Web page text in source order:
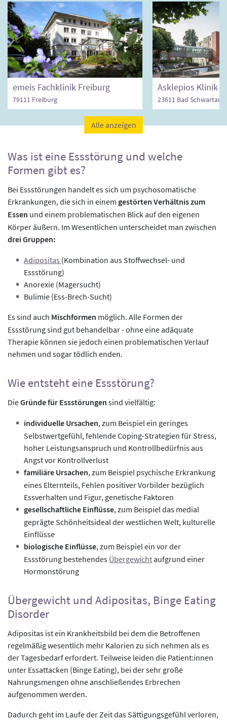
emeis Fachklinik Freiburg
79111 Freiburg 23611 Bad Schwartau
Alle anzeigen
Was ist eine Essstörung und welche
Formen gibt es?
Bei Essstörungen handelt es sich um psychosomatische
Erkrankungen, die sich in einem gestörten Verhältnis zum
Essen und einem problematischen Blick auf den eigenen
Körper äußern. Im Wesentlichen unterscheidet man zwischen
drei Gruppen:
Adipositas (Kombination aus Stoffwechsel- und
Essstörung)
Anorexie (Magersucht)
Bulimie (Ess-Brech-Sucht)
Es sind auch Mischformen möglich. Alle Formen der
Essstörung sind gut behandelbar - ohne eine adäquate
Therapie können sie jedoch einen problematischen Verlauf
nehmen und sogar tödlich enden.
Wie entsteht eine Essstörung?
DieGründe für Essstörungen sind vielfältig:
individuelle Ursachen, zum Beispiel ein geringes
Selbstwertgefühl, fehlende Coping-Strategien für Stress,
hoher Leistungsanspruch und Kontrollbedürfnis aus
Angst vor Kontrollverlust
familiäre Ursachen, zum Beispiel psychische Erkrankung
eines Elternteils, Fehlen positiver Vorbilder bezüglich
Essverhalten und Figur, genetische Faktoren
gesellschaftliche Einflüsse, zum Beispiel das medial
geprägte Schönheitsideal der westlichen Welt, kulturelle
Einflüsse
biologische Einflüsse, zum Beispiel ein vor der
Essstörung bestehendes Übergewichtaufgrund einer
Hormonstörung
Übergewicht und Adipositas, Binge Eating
Disorder
Adipositas ist ein Krankheitsbild bei dem die Betroffenen
regelmäßig wesentlich mehr Kalorien zu sich nehmen als es
der Tagesbedarf erfordert. Teilweise leiden die Patient:innen
unter Essattacken (Binge Eating), bei der sehr große
Nahrungsmengen ohne anschließendes Erbrechen
aufgenommen werden.
Dadurch geht im Laufe der Zeit das Sättigungsgefühl verloren,